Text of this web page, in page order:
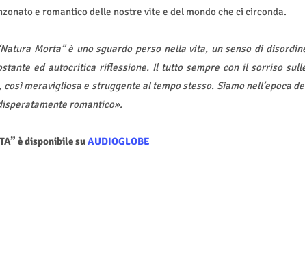
e romantico delle nostre vite e del mondo che ci circonda.
Morta” è uno sguardo perso nella vita, un senso di
ed autocritica riflessione. Il tutto sempre con il sorriso
meravigliosa e struggente al tempo stesso. Siamo nell’epoca
romantico».
è disponibile suAUDIOGLOBE